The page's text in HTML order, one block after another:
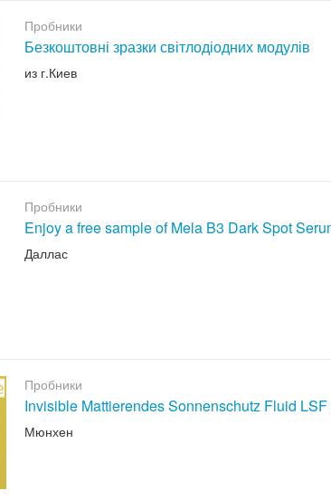
Пробники
Безкоштовні зразки світлодіодних модулів
из г.Киев
Пробники
Enjoy a free sample of Mela B3 Dark Spot
Даллас
Пробники
Invisible Mattierendes Sonnenschutz Fluid LSF
Мюнхен